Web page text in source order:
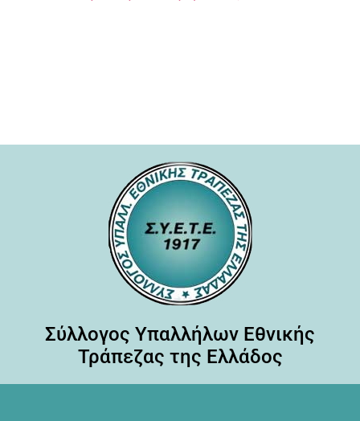
Σύλλογος Υπαλλήλων Εθνικής
Τράπεζας της Ελλάδος